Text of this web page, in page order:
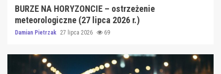
BURZE NA HORYZONCIE – ostrzeżenie
meteorologiczne (27 lipca 2026 r.)
Damian Pietrzak 27 lipca 2026 69